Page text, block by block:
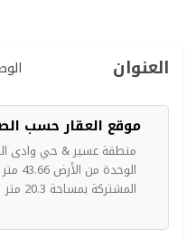
العنوان الوصايف,
موقع العقار حسب
منطقة عسير & حي وادى
المشتركة بمساحة 20.3 متر